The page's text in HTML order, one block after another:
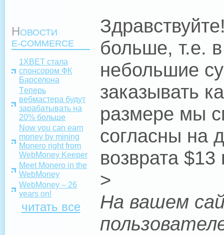
НОВОСТИ
E-COMMERCE
1XBET стала
спонсором ФК
Барселона
Tеперь
вебмастера будут
зарабатывать на
20% больше
Now you can earn
money by mining
Monero right from
WebMoney Keeper
Meet Monero in the
WebMoney
WebMoney – 26
years on!
читать все
больше, т.е.
небольшие
заказывать
размере мы
согласны на
возврата
>
На вашем